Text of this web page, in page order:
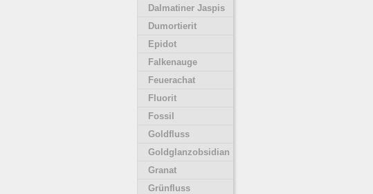
Dalmatiner Jaspis
Dumortierit
Epidot
Falkenauge
Feuerachat
Fluorit
Fossil
Goldfluss
Goldglanzobsidian
Granat
Grünfluss